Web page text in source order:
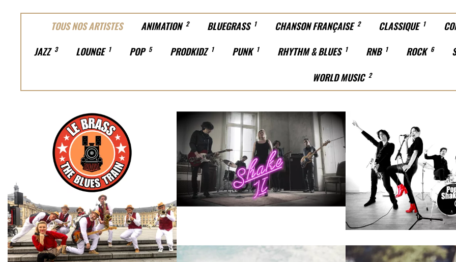
TOUS NOS ARTISTES ANIMATION 2 BLUEGRASS 1 CHANSON FRANÇAISE 2 CLASSIQUE 1
JAZZ 3 LOUNGE 1 POP 5 PRODKIDZ 1 PUNK 1 RHYTHM & BLUES 1 RNB 1 ROCK 6
WORLD MUSIC 2
RHYTHM & BLUES
ROCK
POP